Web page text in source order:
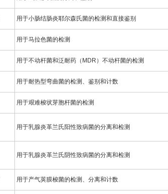
用于小肠结肠炎耶尔森氏菌的检测和直接鉴别
用于马拉色菌的检测
用于不动杆菌和泛耐药（MDR）不动杆菌的检测
用于耐热型弯曲菌的检测、鉴别和计数
用于艰难梭状芽胞杆菌的检测
用于乳腺炎革兰氏阳性致病菌的分离和检测
用于乳腺炎革兰氏阴性致病菌的分离和检测
用于产气荚膜梭菌的检测、分离和计数